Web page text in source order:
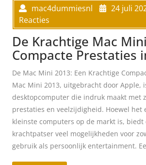
mac4dummiesnl 24 juli
Reacties
De Krachtige Mac
Compacte Prestaties
De Mac Mini 2013: Een Krachtige
Mac Mini 2013, uitgebracht door Apple,
desktopcomputer die indruk maakt met
prestaties en veelzijdigheid. Hoewel het
kleinste computers op de markt is, biedt
krachtpatser veel mogelijkheden voor
gebruik als persoonlijk entertainment.